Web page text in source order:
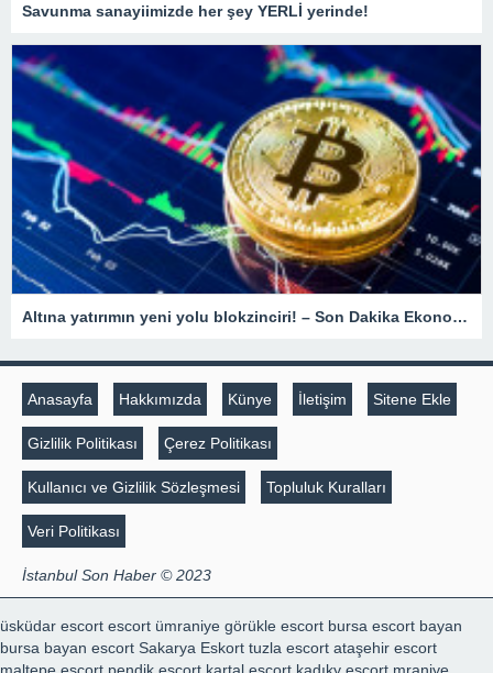
Savunma sanayiimizde her şey YERLİ yerinde!
Altına yatırımın yeni yolu blokzinciri! – Son Dakika Ekonomi Haberleri
Anasayfa Hakkımızda Künye İletişim Sitene Ekle
Gizlilik Politikası Çerez Politikası
Kullanıcı ve Gizlilik Sözleşmesi Topluluk Kuralları
Veri Politikası
İstanbul Son Haber © 2023
üsküdar escort escort ümraniye görükle escort bursa escort bayan
bursa bayan escort Sakarya Eskort tuzla escort ataşehir escort
maltepe escort pendik escort kartal escort kadıky escort mraniye